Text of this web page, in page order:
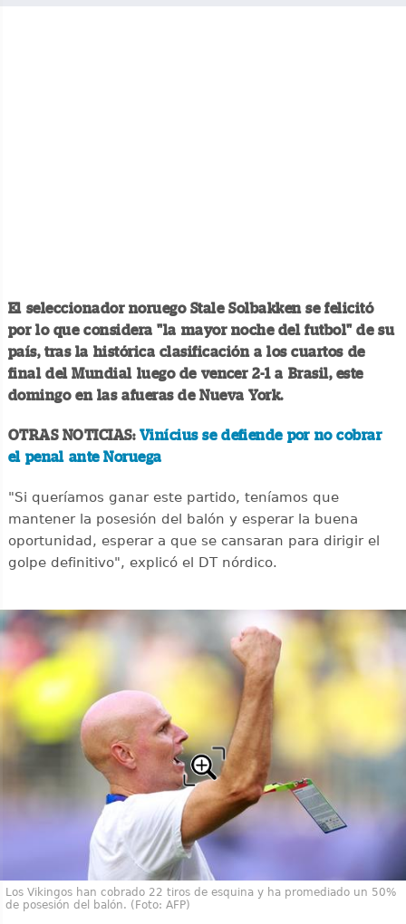
El seleccionador noruego Stale Solbakken se felicitó
por lo que considera "la mayor noche del futbol" de su
país, tras la histórica clasificación a los cuartos de
final del Mundial luego de vencer 2-1 a Brasil, este
domingo en las afueras de Nueva York.
OTRAS NOTICIAS: Vinícius se defiende por no cobrar
el penal ante Noruega
"Si queríamos ganar este partido, teníamos que
mantener la posesión del balón y esperar la buena
oportunidad, esperar a que se cansaran para dirigir el
golpe definitivo", explicó el DT nórdico.
Los Vikingos han cobrado 22 tiros de esquina y ha promediado un 50%
de posesión del balón. (Foto: AFP)